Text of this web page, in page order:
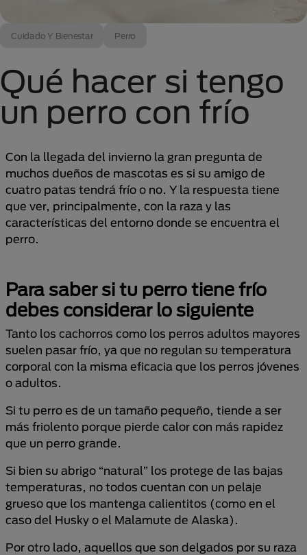
Cuidado Y Bienestar Perro
Qué hacer si tengo
un perro con frío
Con la llegada del invierno la gran pregunta de
muchos dueños de mascotas es si su amigo de
cuatro patas tendrá frío o no. Y la respuesta tiene
que ver, principalmente, con la raza y las
características del entorno donde se encuentra el
perro.
Para saber si tu perro tiene frío
debes considerar lo siguiente
Tanto los cachorros como los perros adultos mayores
suelen pasar frío, ya que no regulan su temperatura
corporal con la misma eficacia que los perros jóvenes
o adultos.
Si tu perro es de un tamaño pequeño, tiende a ser
más friolento porque pierde calor con más rapidez
que un perro grande.
Si bien su abrigo “natural” los protege de las bajas
temperaturas, no todos cuentan con un pelaje
grueso que los mantenga calientitos (como en el
caso del Husky o el Malamute de Alaska).
Por otro lado, aquellos que son delgados por su raza